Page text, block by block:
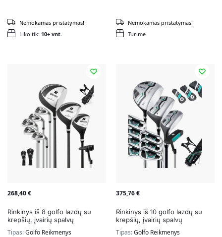
Liko tik: 10+ vnt.
Nemokamas pristatymas!
Turime
Nemokamas pristatymas!
268,40€
Rinkinys iš 8 golfo lazdų su
krepšių, įvairių spalvų
Tipas:Golfo Reikmenys
375,76€
Rinkinys iš 10 golfo lazdų su
krepšių, įvairių spalvų
Tipas:Golfo Reikmenys